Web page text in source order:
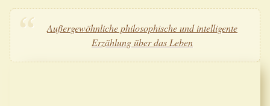
Außergewöhnliche philosophische und intelligente
Erzählung über das Leben